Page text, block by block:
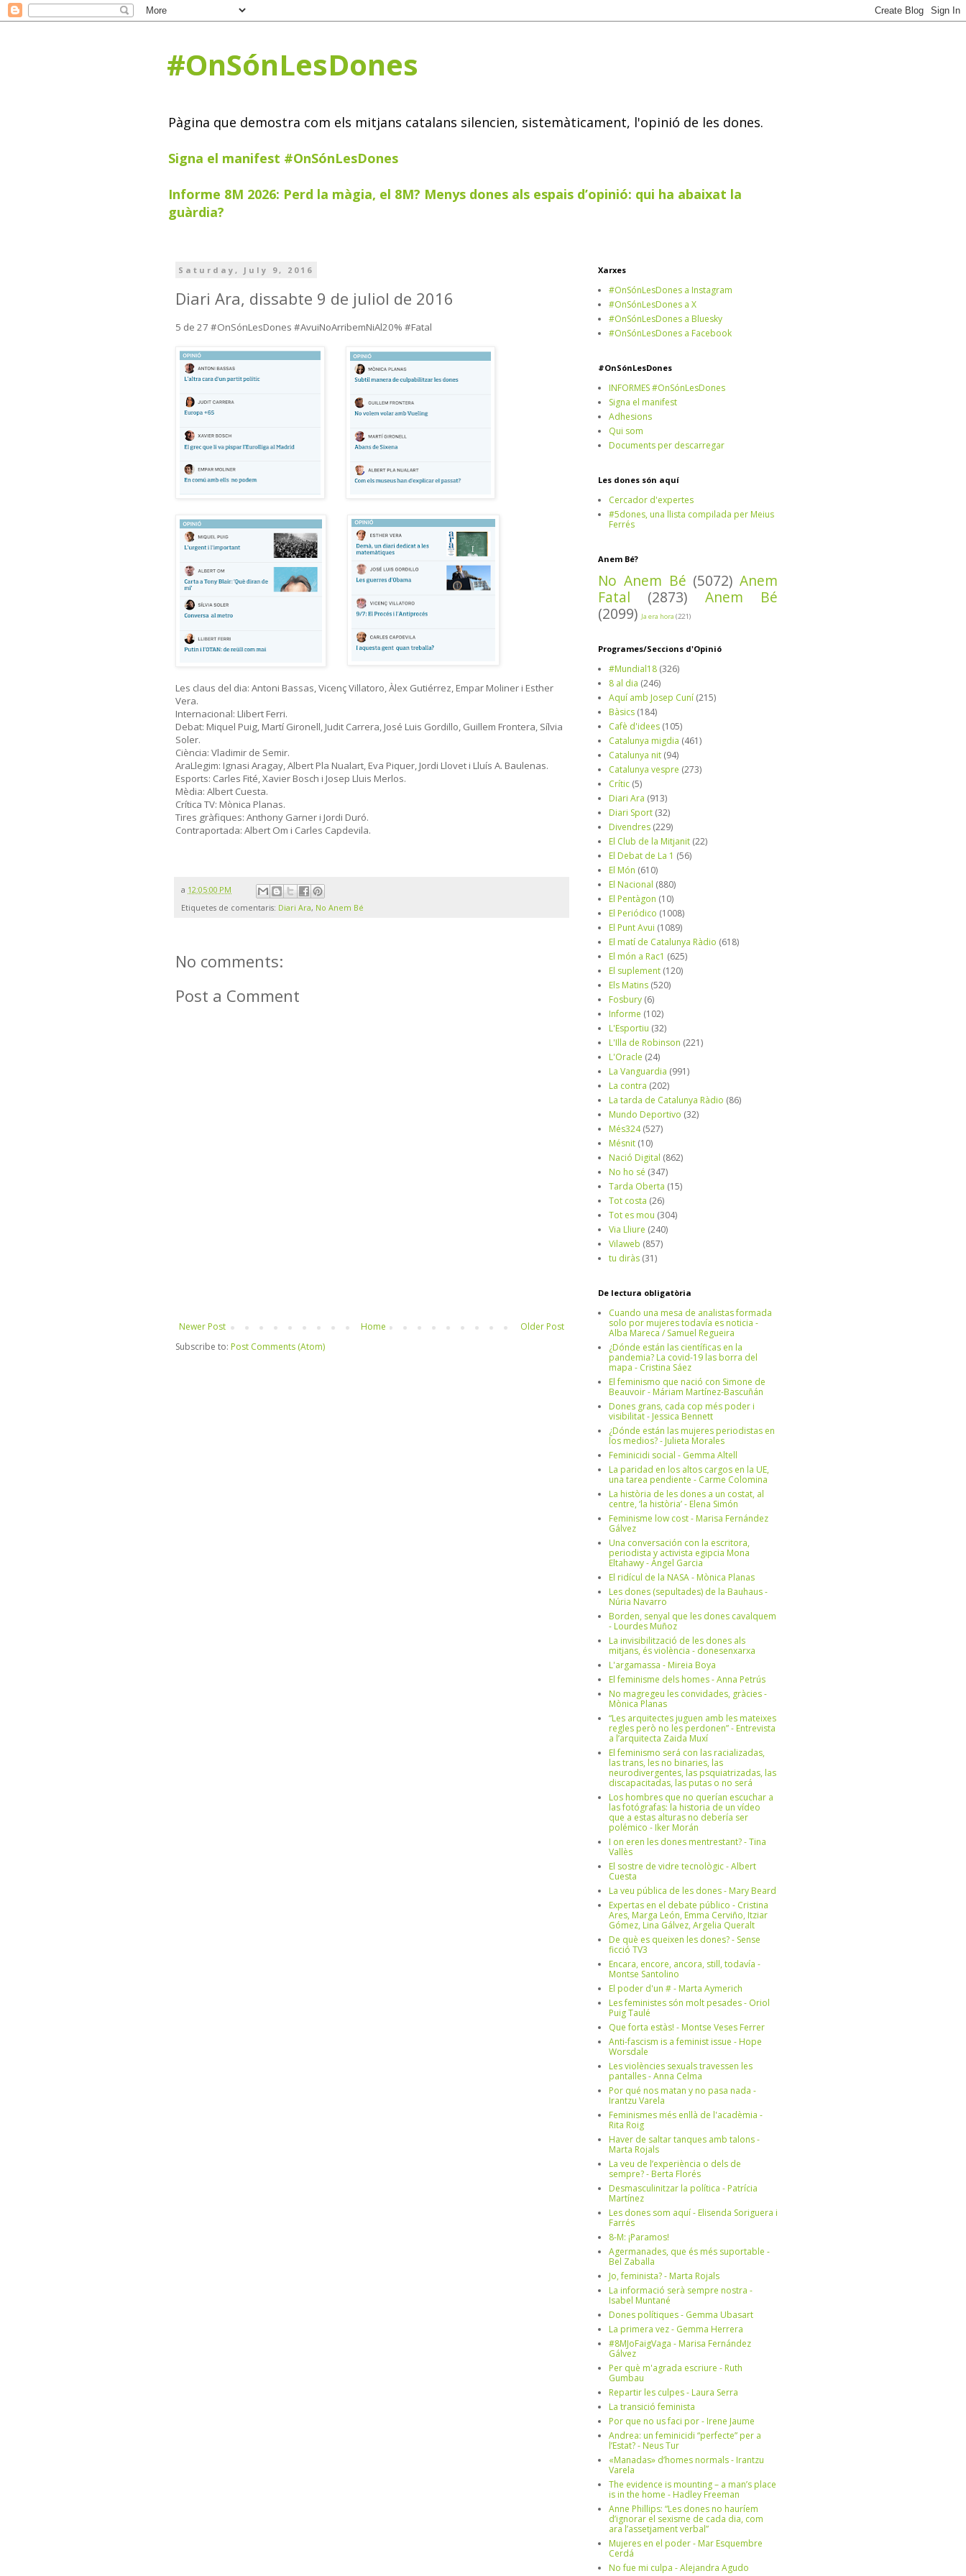
#OnSónLesDones
Pàgina que demostra com els mitjans catalans silencien, sistemàticament, l'opinió de les dones.
Signa el manifest #OnSónLesDones
Informe 8M 2026: Perd la màgia, el 8M? Menys dones als espais d’opinió: qui ha abaixat la
guàrdia?
Saturday, July 9, 2016
Diari Ara, dissabte 9 de juliol de 2016
5 de 27 #OnSónLesDones #AvuiNoArribemNiAl20% #Fatal
Les claus del dia: Antoni Bassas, Vicenç Villatoro, Àlex Gutiérrez, Empar Moliner i Esther
Vera.
Internacional: Llibert Ferri.
Debat: Miquel Puig, Martí Gironell, Judit Carrera, José Luis Gordillo, Guillem Frontera, Sílvia
Soler.
Ciència: Vladimir de Semir.
AraLlegim: Ignasi Aragay, Albert Pla Nualart, Eva Piquer, Jordi Llovet i Lluís A. Baulenas.
Esports: Carles Fité, Xavier Bosch i Josep Lluis Merlos.
Mèdia: Albert Cuesta.
Crítica TV: Mònica Planas.
Tires gràfiques: Anthony Garner i Jordi Duró.
Contraportada: Albert Om i Carles Capdevila.
a 12:05:00 PM
Etiquetes de comentaris: Diari Ara, No Anem Bé
No comments:
Post a Comment
Newer Post Older Post
Home
Subscribe to: Post Comments (Atom)
Xarxes
#OnSónLesDones a Instagram
#OnSónLesDones a X
#OnSónLesDones a Bluesky
#OnSónLesDones a Facebook
#OnSónLesDones
INFORMES #OnSónLesDones
Signa el manifest
Adhesions
Qui som
Documents per descarregar
Les dones són aquí
Cercador d'expertes
#5dones, una llista compilada per Meius
Ferrés
Anem Bé?
No Anem Bé (5072) Anem
Fatal
(2873)
Anem Bé
(2099) Ja era hora (221)
Programes/Seccions d'Opinió
#Mundial18 (326)
8 al dia (246)
Aquí amb Josep Cuní (215)
Bàsics (184)
Cafè d'idees (105)
Catalunya migdia (461)
Catalunya nit (94)
Catalunya vespre (273)
Crític (5)
Diari Ara (913)
Diari Sport (32)
Divendres (229)
El Club de la Mitjanit (22)
El Debat de La 1 (56)
El Món (610)
El Nacional (880)
El Pentàgon (10)
El Periódico (1008)
El Punt Avui (1089)
El matí de Catalunya Ràdio (618)
El món a Rac1 (625)
El suplement (120)
Els Matins (520)
Fosbury (6)
Informe (102)
L'Esportiu (32)
L'Illa de Robinson (221)
L'Oracle (24)
La Vanguardia (991)
La contra (202)
La tarda de Catalunya Ràdio (86)
Mundo Deportivo (32)
Més324 (527)
Mésnit (10)
Nació Digital (862)
No ho sé (347)
Tarda Oberta (15)
Tot costa (26)
Tot es mou (304)
Via Lliure (240)
Vilaweb (857)
tu diràs (31)
De lectura obligatòria
Cuando una mesa de analistas formada
solo por mujeres todavía es noticia -
Alba Mareca / Samuel Regueira
¿Dónde están las científicas en la
pandemia? La covid-19 las borra del
mapa - Cristina Sáez
El feminismo que nació con Simone de
Beauvoir - Máriam Martínez-Bascuñán
Dones grans, cada cop més poder i
visibilitat - Jessica Bennett
¿Dónde están las mujeres periodistas en
los medios? - Julieta Morales
Feminicidi social - Gemma Altell
La paridad en los altos cargos en la UE,
una tarea pendiente - Carme Colomina
La història de les dones a un costat, al
centre, ‘la història’ - Elena Simón
Feminisme low cost - Marisa Fernández
Gálvez
Una conversación con la escritora,
periodista y activista egipcia Mona
Eltahawy - Àngel Garcia
El ridícul de la NASA - Mònica Planas
Les dones (sepultades) de la Bauhaus -
Núria Navarro
Borden, senyal que les dones cavalquem
- Lourdes Muñoz
La invisibilització de les dones als
mitjans, és violència - donesenxarxa
L'argamassa - Mireia Boya
El feminisme dels homes - Anna Petrús
No magregeu les convidades, gràcies -
Mònica Planas
“Les arquitectes juguen amb les mateixes
regles però no les perdonen” - Entrevista
a l’arquitecta Zaida Muxí
El feminismo será con las racializadas,
las trans, les no binaries, las
neurodivergentes, las psquiatrizadas, las
discapacitadas, las putas o no será
Los hombres que no querían escuchar a
las fotógrafas: la historia de un vídeo
que a estas alturas no debería ser
polémico - Iker Morán
I on eren les dones mentrestant? - Tina
Vallès
El sostre de vidre tecnològic - Albert
Cuesta
La veu pública de les dones - Mary Beard
Expertas en el debate público - Cristina
Ares, Marga León, Emma Cerviño, Itziar
Gómez, Lina Gálvez, Argelia Queralt
De què es queixen les dones? - Sense
ficció TV3
Encara, encore, ancora, still, todavía -
Montse Santolino
El poder d'un # - Marta Aymerich
Les feministes són molt pesades - Oriol
Puig Taulé
Que forta estàs! - Montse Veses Ferrer
Anti-fascism is a feminist issue - Hope
Worsdale
Les violències sexuals travessen les
pantalles - Anna Celma
Por qué nos matan y no pasa nada -
Irantzu Varela
Feminismes més enllà de l'acadèmia -
Rita Roig
Haver de saltar tanques amb talons -
Marta Rojals
La veu de l’experiència o dels de
sempre? - Berta Florés
Desmasculinitzar la política - Patrícia
Martínez
Les dones som aquí - Elisenda Soriguera i
Farrés
8-M: ¡Paramos!
Agermanades, que és més suportable -
Bel Zaballa
Jo, feminista? - Marta Rojals
La informació serà sempre nostra -
Isabel Muntané
Dones polítiques - Gemma Ubasart
La primera vez - Gemma Herrera
#8MJoFaigVaga - Marisa Fernández
Gálvez
Per què m'agrada escriure - Ruth
Gumbau
Repartir les culpes - Laura Serra
La transició feminista
Por que no us faci por - Irene Jaume
Andrea: un feminicidi “perfecte” per a
l’Estat? - Neus Tur
«Manadas» d’homes normals - Irantzu
Varela
The evidence is mounting – a man’s place
is in the home - Hadley Freeman
Anne Phillips: “Les dones no hauríem
d’ignorar el sexisme de cada dia, com
ara l’assetjament verbal”
Mujeres en el poder - Mar Esquembre
Cerdá
No fue mi culpa - Alejandra Agudo